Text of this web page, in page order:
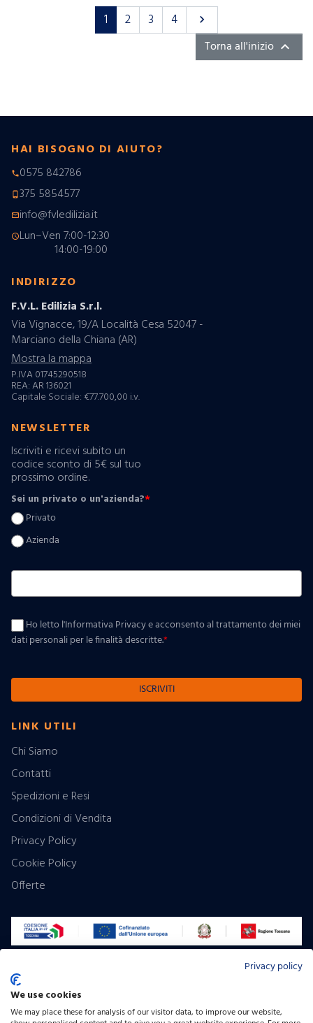
1 2 3 4 Successivo

Torna all'inizio 
HAI BISOGNO DI AIUTO?
phone0575 842786
phone_android375 5854577
mail_outlineinfo@fvledilizia.it
scheduleLun–Ven 7:00-12:30
14:00-19:00
INDIRIZZO
F.V.L. Edilizia S.r.l.
Via Vignacce, 19/A Località Cesa 52047 -
Marciano della Chiana (AR)
Mostra la mappa
P.IVA 01745290518
REA: AR 136021
Capitale Sociale: €77.700,00 i.v.
NEWSLETTER
Iscriviti e ricevi subito un
codice sconto di 5€ sul tuo
prossimo ordine.
Sei un privato o un'azienda?*
Privato
Azienda
Ho letto l'Informativa Privacy e acconsento al trattamento dei miei
dati personali per le finalità descritte.*
ISCRIVITI
LINK UTILI
Chi Siamo
Contatti
Spedizioni e Resi
Condizioni di Vendita
Privacy Policy
Cookie Policy
Offerte
Pagamenti:
Seguici:
Privacy policy
We use cookies
We may place these for analysis of our visitor data, to improve our website,